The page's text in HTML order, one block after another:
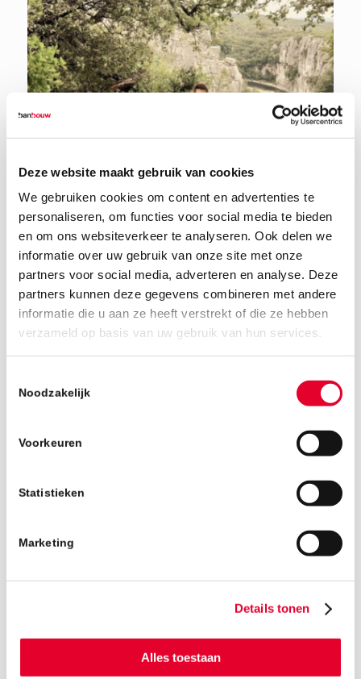
Deze website maakt gebruik van cookies
We gebruiken cookies om content en advertenties te
personaliseren, om functies voor social media te bieden
en om ons websiteverkeer te analyseren. Ook delen we
informatie over uw gebruik van onze site met onze
partners voor social media, adverteren en analyse. Deze
partners kunnen deze gegevens combineren met andere
informatie die u aan ze heeft verstrekt of die ze hebben
verzameld op basis van uw gebruik van hun services.
Noodzakelijk
Voorkeuren
Statistieken
Marketing
Details tonen
Alles toestaan
3 juli 2026